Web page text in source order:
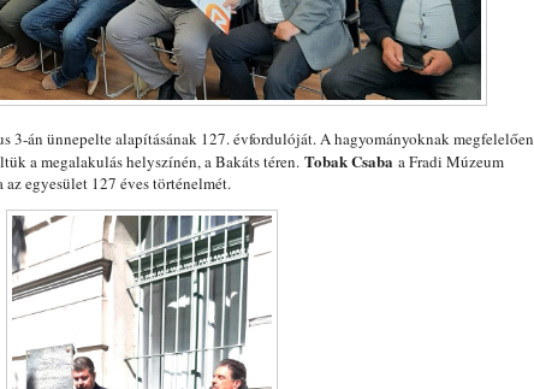
3-án ünnepelte alapításának 127. évfordulóját. A hagyományoknak megfelelően
a megalakulás helyszínén, a Bakáts téren. Tobak Csaba a Fradi Múzeum
egyesület 127 éves történelmét.